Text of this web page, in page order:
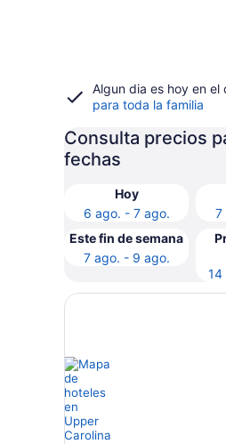
Algun dia es hoy en el
para toda la familia
Consulta precios
fechas
Hoy
6 ago. - 7 ago.
7
Este fin de semana
7 ago. - 9 ago.
14